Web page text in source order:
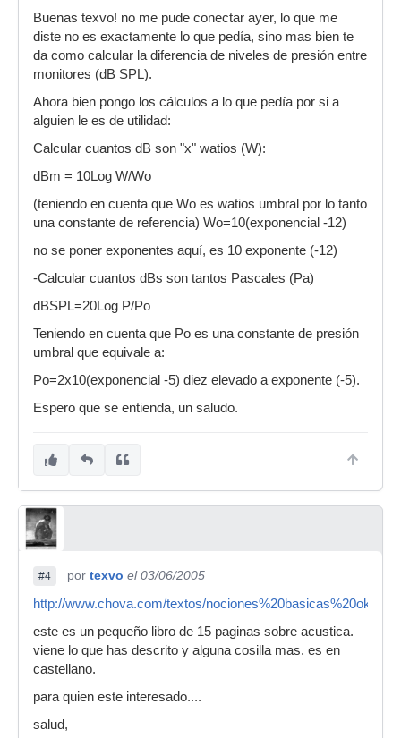
Buenas texvo! no me pude conectar ayer, lo que me
diste no es exactamente lo que pedía, sino mas bien te
da como calcular la diferencia de niveles de presión entre
monitores (dB SPL).
Ahora bien pongo los cálculos a lo que pedía por si a
alguien le es de utilidad:
Calcular cuantos dB son "x" watios (W):
dBm = 10Log W/Wo
(teniendo en cuenta que Wo es watios umbral por lo tanto
una constante de referencia) Wo=10(exponencial -12)
no se poner exponentes aquí, es 10 exponente (-12)
-Calcular cuantos dBs son tantos Pascales (Pa)
dBSPL=20Log P/Po
Teniendo en cuenta que Po es una constante de presión
umbral que equivale a:
Po=2x10(exponencial -5) diez elevado a exponente (-5).
Espero que se entienda, un saludo.
#4 por texvo el 03/06/2005
http://www.chova.com/textos/nociones%20basicas%20ok.pdf
este es un pequeño libro de 15 paginas sobre acustica.
viene lo que has descrito y alguna cosilla mas. es en
castellano.
para quien este interesado....
salud,